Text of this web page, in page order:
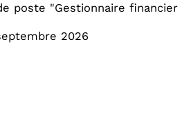
poste "Gestionnaire
2026